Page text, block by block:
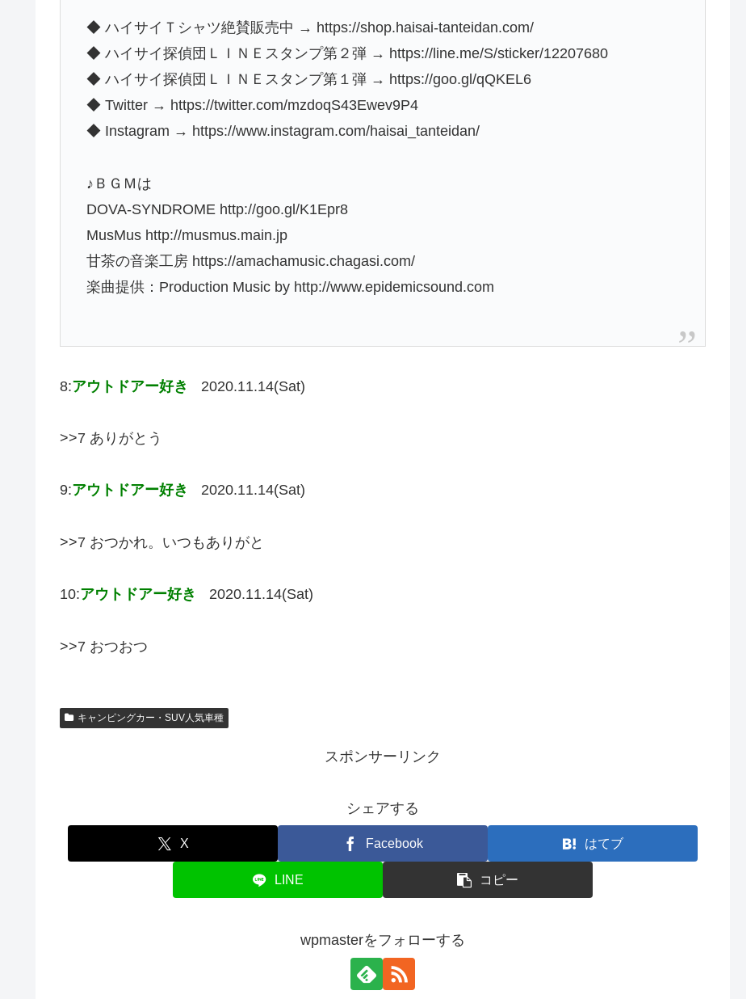
◆ ハイサイＴシャツ絶賛販売中 → https://shop.haisai-tanteidan.com/
◆ ハイサイ探偵団ＬＩＮＥスタンプ第２弾 → https://line.me/S/sticker/12207680
◆ ハイサイ探偵団ＬＩＮＥスタンプ第１弾 → https://goo.gl/qQKEL6
◆ Twitter → https://twitter.com/mzdoqS43Ewev9P4
◆ Instagram → https://www.instagram.com/haisai_tanteidan/
♪ＢＧＭは
DOVA-SYNDROME http://goo.gl/K1Epr8
MusMus http://musmus.main.jp
甘茶の音楽工房 https://amachamusic.chagasi.com/
楽曲提供：Production Music by http://www.epidemicsound.com
8:アウトドアー好き 2020.11.14(Sat)
>>7 ありがとう
9:アウトドアー好き 2020.11.14(Sat)
>>7 おつかれ。いつもありがと
10:アウトドアー好き 2020.11.14(Sat)
>>7 おつおつ
キャンピングカー・SUV人気車種
スポンサーリンク
シェアする
X Facebook はてブ
LINE コピー
wpmasterをフォローする